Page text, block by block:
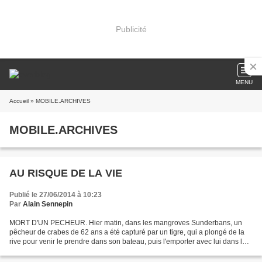
Publicité
MENU
Accueil » MOBILE.ARCHIVES
MOBILE.ARCHIVES
AU RISQUE DE LA VIE
Publié le 27/06/2014 à 10:23
Par Alain Sennepin
MORT D'UN PECHEUR. Hier matin, dans les mangroves Sunderbans, un
pêcheur de crabes de 62 ans a été capturé par un tigre, qui a plongé de la
rive pour venir le prendre dans son bateau, puis l'emporter avec lui dans la